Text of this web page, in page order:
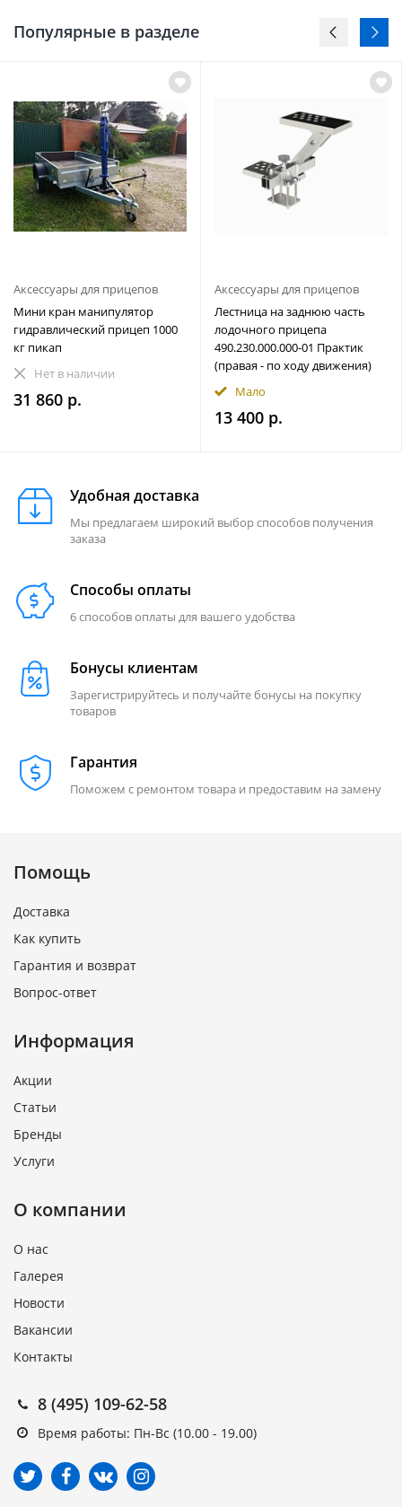
Популярные в разделе
Аксессуары для прицепов
Мини кран манипулятор
гидравлический прицеп 1000
кг пикап
Нет в наличии
31 860 р.
Аксессуары для прицепов
Лестница на заднюю часть
лодочного прицепа
490.230.000.000-01 Практик
(правая - по ходу движения)
Мало
13 400 р.
Удобная доставка
Мы предлагаем широкий выбор способов получения
заказа
Способы оплаты
6 способов оплаты для вашего удобства
Бонусы клиентам
Зарегистрируйтесь и получайте бонусы на покупку
товаров
Гарантия
Поможем с ремонтом товара и предоставим на замену
Помощь
Доставка
Как купить
Гарантия и возврат
Вопрос-ответ
Информация
Акции
Статьи
Бренды
Услуги
О компании
О нас
Галерея
Новости
Вакансии
Контакты
8 (495) 109-62-58
Время работы: Пн-Вс (10.00 - 19.00)